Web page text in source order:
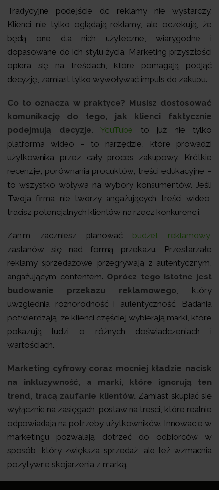
Tradycyjne podejście do reklamy nie wystarczy.
Klienci nie tylko oglądają reklamy, ale oczekują, że
będą one dla nich użyteczne, wiarygodne i
dopasowane do ich stylu życia. Marketing przyszłości
opiera się na treściach, które pomagają podjąć
decyzję, zamiast tylko wywoływać impuls do zakupu.
Co to oznacza w praktyce? Musisz dostosować
komunikację do tego, jak klienci faktycznie
podejmują decyzje.
YouTube to już nie tylko
platforma wideo – to narzędzie, które prowadzi
użytkownika przez cały proces zakupowy. Krótkie
recenzje, porównania produktów, treści edukacyjne –
to wszystko wpływa na wybory konsumentów. Jeśli
Twoja firma nie tworzy angażujących treści wideo,
tracisz potencjalnych klientów na rzecz konkurencji.
Zanim zaczniesz planować budżet reklamowy,
zastanów się nad formą przekazu. Przestarzałe
reklamy sprzedażowe przegrywają z autentycznym,
angażującym contentem. Oprócz tego istotne jest
budowanie przekazu reklamowego , który
uwzględnia różnorodność i autentyczność. Badania
potwierdzają, że klienci częściej wybierają marki, które
pokazują ludzi o różnych doświadczeniach i
wartościach.
Marketing cyfrowy coraz mocniej kładzie nacisk
na inkluzywność, a marki, które ignorują ten
trend, tracą zaufanie klientów. Zamiast skupiać się
wyłącznie na zasięgach, postaw na treści, które realnie
odpowiadają na potrzeby użytkowników. Innowacje w
marketingu pozwalają dotrzeć do odbiorców w
sposób, który zwiększa sprzedaż, ale też wzmacnia
pozytywne skojarzenia z marką.